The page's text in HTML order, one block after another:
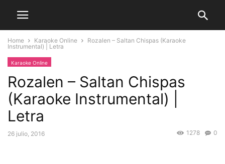
Home Karaoke Online
Rozalen – Saltan Chispas (Karaoke
Instrumental) | Letra
Karaoke Online
Rozalen – Saltan Chispas
(Karaoke Instrumental) |
Letra
26 julio, 2016 0
1278